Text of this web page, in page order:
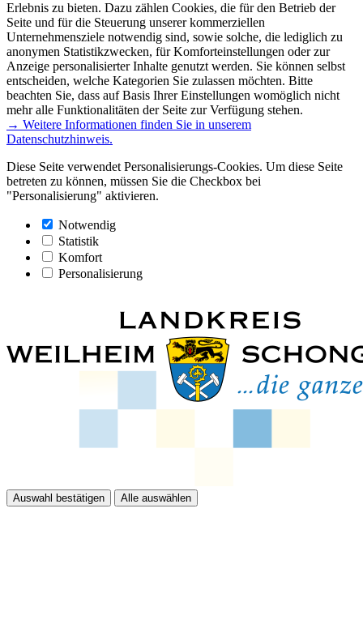
Erlebnis zu bieten. Dazu zählen Cookies, die für den Betrieb der
Seite und für die Steuerung unserer kommerziellen
Unternehmensziele notwendig sind, sowie solche, die lediglich zu
anonymen Statistikzwecken, für Komforteinstellungen oder zur
Anzeige personalisierter Inhalte genutzt werden. Sie können selbst
entscheiden, welche Kategorien Sie zulassen möchten. Bitte
beachten Sie, dass auf Basis Ihrer Einstellungen womöglich nicht
mehr alle Funktionalitäten der Seite zur Verfügung stehen.
→ Weitere Informationen finden Sie in unserem
Datenschutzhinweis.
Diese Seite verwendet Personalisierungs-Cookies. Um diese Seite
betreten zu können, müssen Sie die Checkbox bei
"Personalisierung" aktivieren.
Notwendig
Statistik
Komfort
Personalisierung
Auswahl bestätigen Alle auswählen